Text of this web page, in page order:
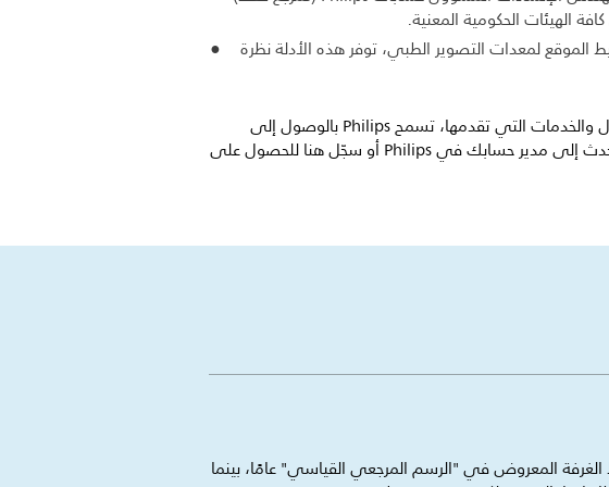
الهيئات الحكومية المعنية.
الموقع لمعدات التصوير الطبي، توفر هذه الأدلة نظرة
حرصًا منها على وصول كل العملاء إلى الحلول والخدمات التي تقدمها، تسمح Philips بالوصول إلى
مجتمع تخطيط الموقع مجانًا وبسهولة تامة. تحدث إلى مدير حسابك في Philips أو سجّل هنا للحصول على
المعروض في "الرسم المرجعي القياسي" عامًا، بينما